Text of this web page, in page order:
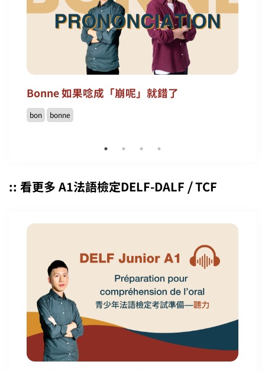
Bonne 如果唸成「崩呢」就錯了
bon bonne
:: 看更多 A1法語檢定DELF-DALF ⧸ TCF